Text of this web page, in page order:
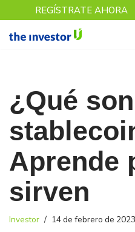
Saltar
REGÍSTRATE AHORA
¿Qué
Aprende
sirven
Investor 14 de febrero de 2023